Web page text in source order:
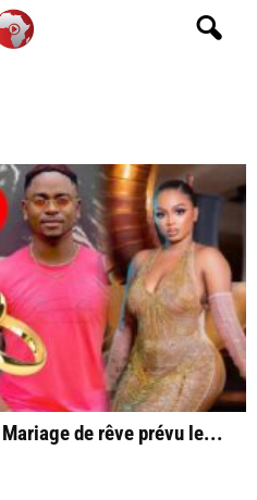
de rêve prévu le...